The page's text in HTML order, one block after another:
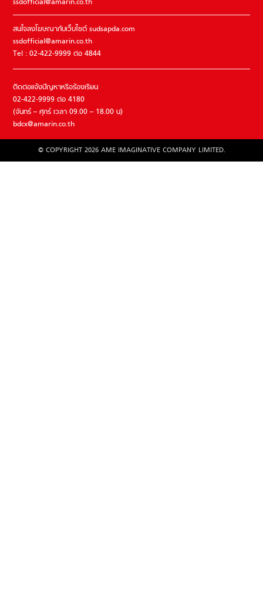
สนใจลงโฆษณากับเว็บไซต์ sudsapda.com
ssdofficial@amarin.co.th
Tel : 02-422-9999 ต่อ 4844
ติดต่อแจ้งปัญหาหรือร้องเรียน
02-422-9999 ต่อ 4180
(จันทร์ – ศุกร์ เวลา 09.00 – 18.00 น)
bdcx@amarin.co.th
© COPYRIGHT 2026 AME IMAGINATIVE COMPANY LIMITED.